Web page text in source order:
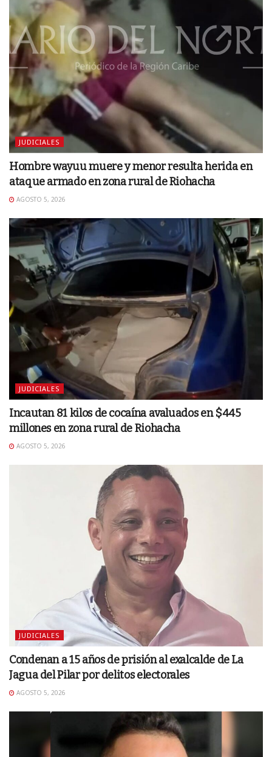
JUDICIALES
Hombre wayuu muere y menor resulta herida en
ataque armado en zona rural de Riohacha
AGOSTO 5, 2026
JUDICIALES
Incautan 81 kilos de cocaína avaluados en $445
millones en zona rural de Riohacha
AGOSTO 5, 2026
JUDICIALES
Condenan a 15 años de prisión al exalcalde de La
Jagua del Pilar por delitos electorales
AGOSTO 5, 2026